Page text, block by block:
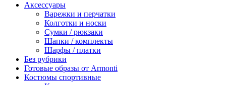
Аксессуары
Варежки и перчатки
Колготки и носки
Сумки / рюкзаки
Шапки / комплекты
Шарфы / платки
Без рубрики
Готовые образы от Armonti
Костюмы спортивные